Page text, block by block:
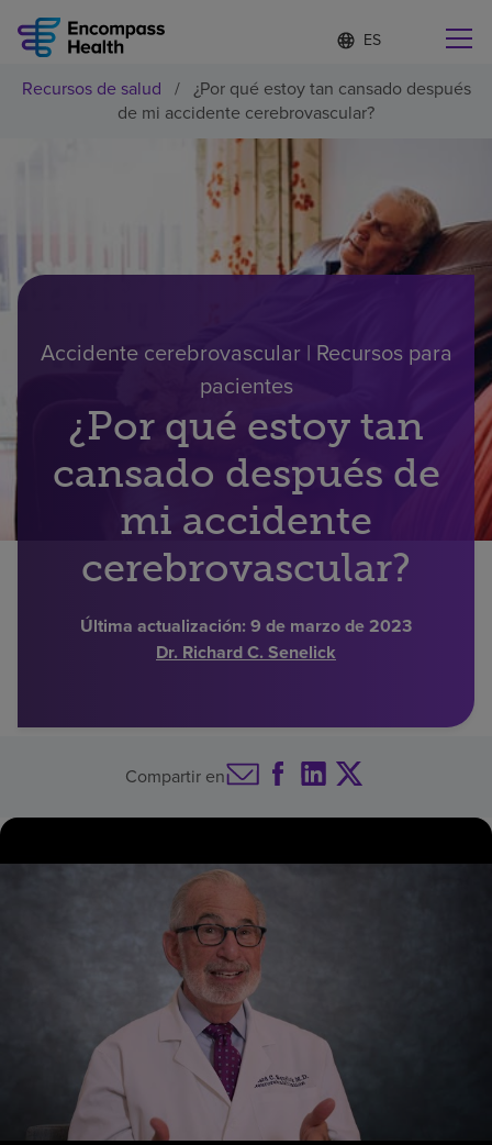
Lista
de
idiomas
contraída
d
o
m
c
c
i
d
Encuentre una localidad cerca de usted
Servicios de rehabilitación
Pacientes y cuidadores
Acerca de nosotros
Buscar un centro
Recursos de salud / ¿Por qué estoy tan cansado después
de mi accidente cerebrovascular?
Accidente cerebrovascular | Recursos para
pacientes
¿Por qué estoy tan
cansado después de
mi accidente
cerebrovascular?
Última actualización: 9 de marzo de 2023
Dr. Richard C. Senelick
Compartir en